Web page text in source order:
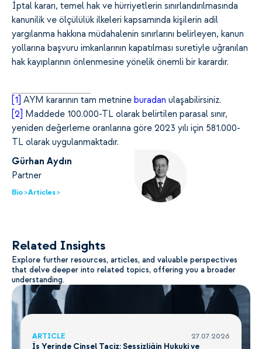
İptal kararı, temel hak ve hürriyetlerin sınırlandırılmasında
kanunilik ve ölçülülük ilkeleri kapsamında kişilerin adil
yargılanma hakkına müdahalenin sınırlarını belirleyen, kanun
yollarına başvuru imkanlarının kapatılması suretiyle uğranılan
hak kayıplarının önlenmesine yönelik önemli bir karardır.
1] AYM kararının tam metnine buradan ulaşabilirsiniz.
2] Maddede 100.000-TL olarak belirtilen parasal sınır,
yeniden değerleme oranlarına göre 2023 yılı için 581.000-
TL olarak uygulanmaktadır.
Gürhan Aydın
Partner
Bio >Articles >
Related Insights
Explore further resources, articles, and valuable perspectives
that delve deeper into related topics, offering you a broader
understanding.
ARTICLE 27.07.2026
İş Yerinde Cinsel Taciz: Sessizliğin Hukuki ve